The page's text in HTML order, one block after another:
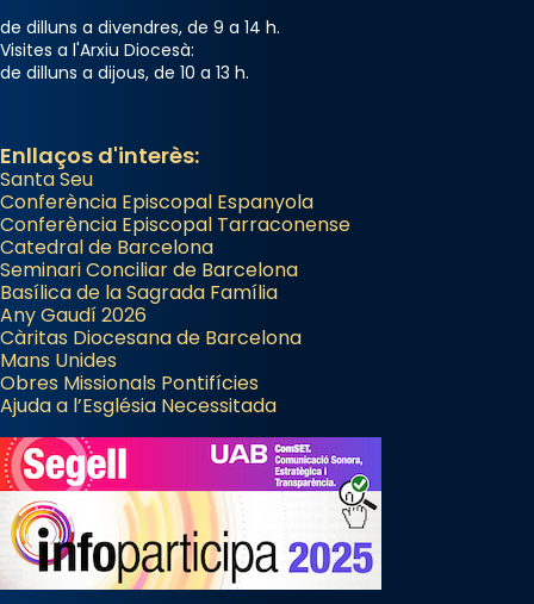
de dilluns a divendres, de 9 a 14 h.
Visites a l'Arxiu Diocesà:
de dilluns a dijous, de 10 a 13 h.
Enllaços d'interès:
Santa Seu
Conferència Episcopal Espanyola
Conferència Episcopal Tarraconense
Catedral de Barcelona
Seminari Conciliar de Barcelona
Basílica de la Sagrada Família
Any Gaudí 2026
Càritas Diocesana de Barcelona
Mans Unides
Obres Missionals Pontifícies
Ajuda a l’Església Necessitada